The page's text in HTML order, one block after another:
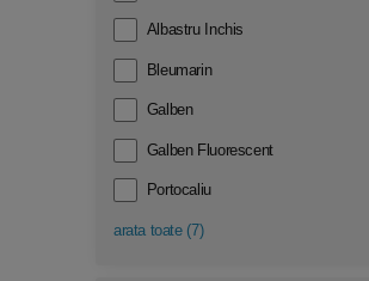
Albastru Inchis
Bleumarin
Galben
Galben Fluorescent
Portocaliu
arata toate(7)